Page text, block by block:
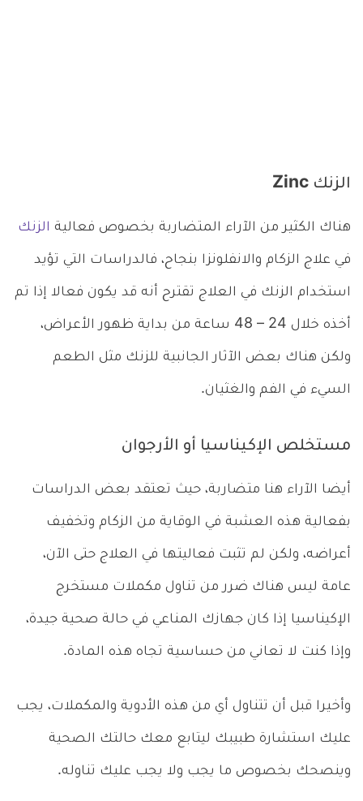
الزنك Zinc
هناك الكثير من الآراء المتضاربة بخصوص فعالية الزنك
في علاج الزكام والانفلونزا بنجاح، فالدراسات التي تؤيد
استخدام الزنك في العلاج تقترح أنه قد يكون فعالا إذا تم
أخذه خلال 24 – 48 ساعة من بداية ظهور الأعراض،
ولكن هناك بعض الآثار الجانبية للزنك مثل الطعم
السيء في الفم والغثيان.
مستخلص الإكيناسيا أو الأرجوان
أيضا الآراء هنا متضاربة، حيث تعتقد بعض الدراسات
بفعالية هذه العشبة في الوقاية من الزكام وتخفيف
أعراضه، ولكن لم تثبت فعاليتها في العلاج حتى الآن،
عامة ليس هناك ضرر من تناول مكملات مستخرج
الإكيناسيا إذا كان جهازك المناعي في حالة صحية جيدة،
وإذا كنت لا تعاني من حساسية تجاه هذه المادة.
وأخيرا قبل أن تتناول أي من هذه الأدوية والمكملات، يجب
عليك استشارة طبيبك ليتابع معك حالتك الصحية
وينصحك بخصوص ما يجب ولا يجب عليك تناوله.